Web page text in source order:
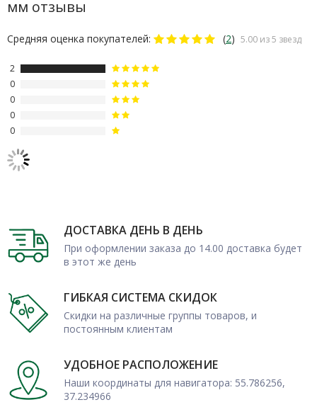
мм отзывы
Средняя оценка покупателей: (2) 5.00 из 5 звезд
2
0
0
0
0
ДОСТАВКА ДЕНЬ В ДЕНЬ
При оформлении заказа до 14.00 доставка будет
в этот же день
ГИБКАЯ СИСТЕМА СКИДОК
Скидки на различные группы товаров, и
постоянным клиентам
УДОБНОЕ РАСПОЛОЖЕНИЕ
Наши координаты для навигатора: 55.786256,
37.234966